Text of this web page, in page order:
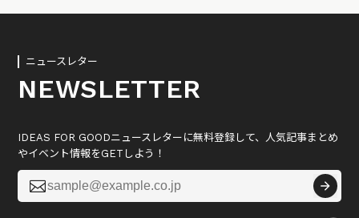
ニュースレター
NEWSLETTER
IDEAS FOR GOODニュースレターに無料登録して、人気記事まとめ
やイベント情報をGETしよう！
